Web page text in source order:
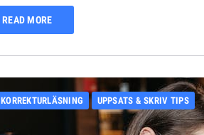
READ MORE
KORREKTURLÄSNING UPPSATS & SKRIV TIPS